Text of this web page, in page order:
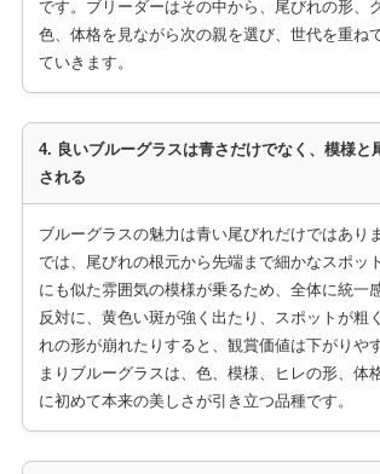
です。ブリーダーはその中から、尾びれの形、
色、体格を見ながら次の親を選び、世代を重ね
ていきます。
4. 良いブルーグラスは青さだけでなく、模様と
される
ブルーグラスの魅力は青い尾びれだけではあり
では、尾びれの根元から先端まで細かなスポッ
にも似た雰囲気の模様が乗るため、全体に統一
反対に、黄色い斑が強く出たり、スポットが粗
れの形が崩れたりすると、観賞価値は下がりや
まりブルーグラスは、色、模様、ヒレの形、体
に初めて本来の美しさが引き立つ品種です。